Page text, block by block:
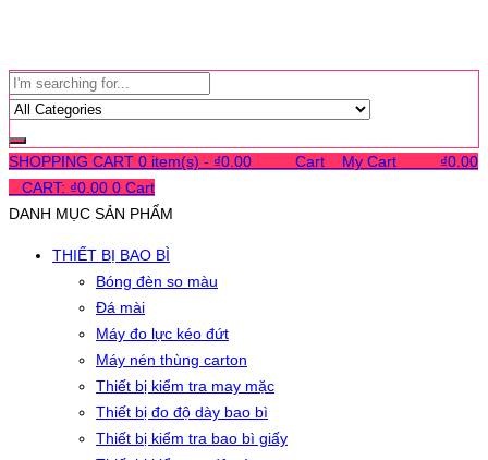
SHOPPING CART 0 item(s) - ₫0.00 Cart My Cart ₫0.00
CART: ₫0.00 0 Cart
DANH MỤC SẢN PHẨM
THIẾT BỊ BAO BÌ
Bóng đèn so màu
Đá mài
Máy đo lực kéo đứt
Máy nén thùng carton
Thiết bị kiểm tra may mặc
Thiết bị đo độ dày bao bì
Thiết bị kiểm tra bao bì giấy